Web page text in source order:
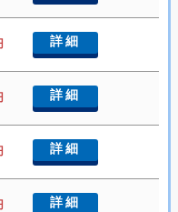
詳細
詳細
詳細
詳細